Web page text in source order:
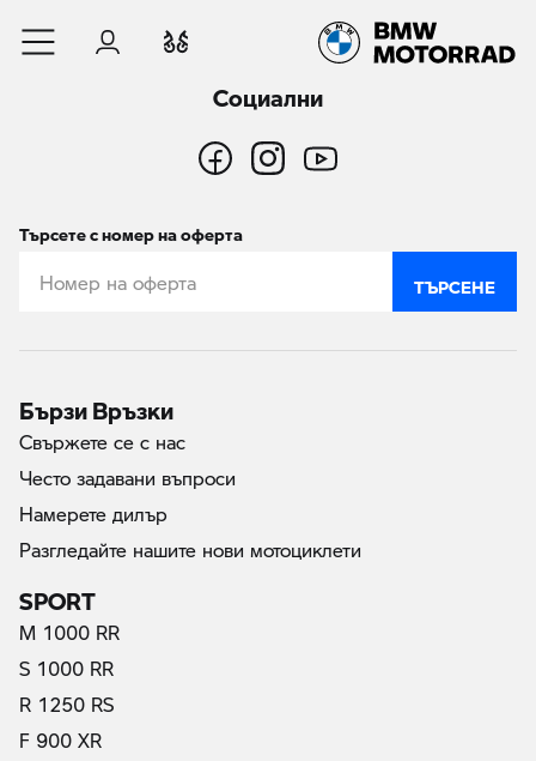
Към основното съдържание
Вход
Социални
Търсете с номер на оферта
ТЪРСЕНЕ
Бързи Връзки
Свържете се с нас
Често задавани въпроси
Намерете дилър
Разгледайте нашите нови мотоциклети
SPORT
M 1000 RR
S 1000 RR
R 1250 RS
F 900 XR